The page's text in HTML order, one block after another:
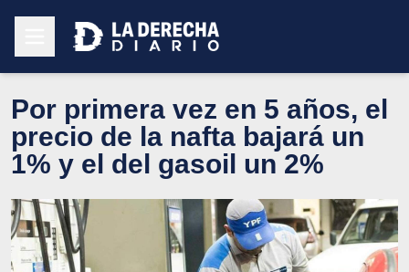
Por primera vez en 5 años, el
precio de la nafta bajará un
1% y el del gasoil un 2%